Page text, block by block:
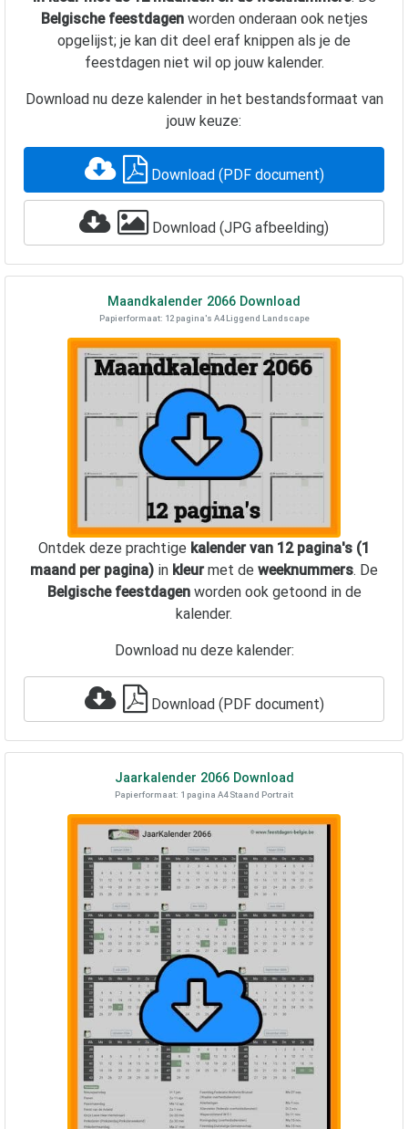
Belgische feestdagenworden onderaan ook netjes
opgelijst; je kan dit deel eraf knippen als je de
feestdagen niet wil op jouw kalender.
Download nu deze kalender in het bestandsformaat van
jouw keuze:
Download (PDF document)
Download (JPG afbeelding)
Maandkalender 2066 Download
Papierformaat: 12 pagina's A4 Liggend Landscape
Ontdek deze prachtige kalender van 12 pagina's (1
maand per pagina) in kleurmet de weeknummers. De
Belgische feestdagenworden ook getoond in de
kalender.
Download nu deze kalender:
Download (PDF document)
Jaarkalender 2066Download
Papierformaat: 1 pagina A4 Staand Portrait